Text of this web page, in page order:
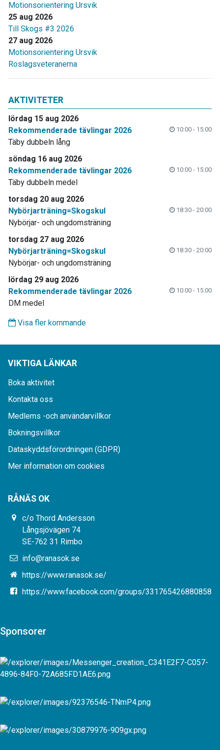
Motionsorientering Ursvik
25 aug 2026
Till Skogs #3 2026
27 aug 2026
Motionsorientering Ursvik
Roslagsveteranerna
AKTIVITETER
lördag 15 aug 2026
Rekommenderade tävlingar 2026
10:00 - 15:00
Täby dubbeln lång
söndag 16 aug 2026
Rekommenderade tävlingar 2026
10:00 - 15:00
Täby dubbeln medel
torsdag 20 aug 2026
Nybörjarträning=Skogskul
18:30 - 20:00
Nybörjar- och ungdomsträning
torsdag 27 aug 2026
Nybörjarträning=Skogskul
18:30 - 20:00
Nybörjar- och ungdomsträning
lördag 29 aug 2026
Rekommenderade tävlingar 2026
10:00 - 15:00
DM medel
Visa fler kommande
VIKTIGA LÄNKAR
Boka aktivitet
Kontakta oss
Medlems -och användarvillkor
Bokningsvillkor
Dataskyddsförordningen (GDPR)
Mer information om cookies
RÅNÄS OK
c/o Thord Andersson
Långsjövägen 74
SE-762 31 Rimbo
info@ranasok.se
https://www.ranasok.se/
https://www.facebook.com/groups/331765426880858
Sponsorer